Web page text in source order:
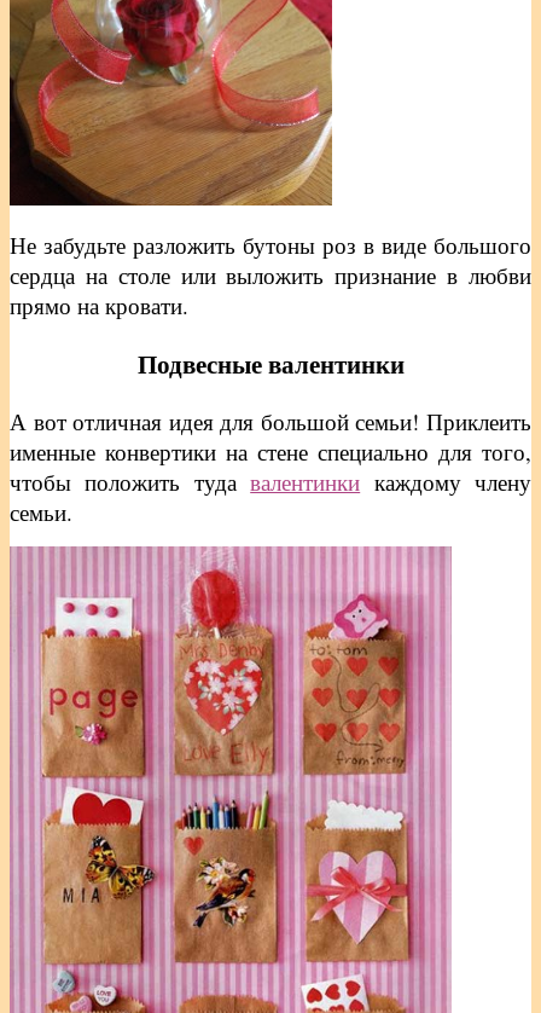
Не забудьте разложить бутоны роз в виде большого
сердца на столе или выложить признание в любви
прямо на кровати.
Подвесные валентинки
А вот отличная идея для большой семьи! Приклеить
именные конвертики на стене специально для того,
чтобы положить тудавалентинки каждому члену
семьи.